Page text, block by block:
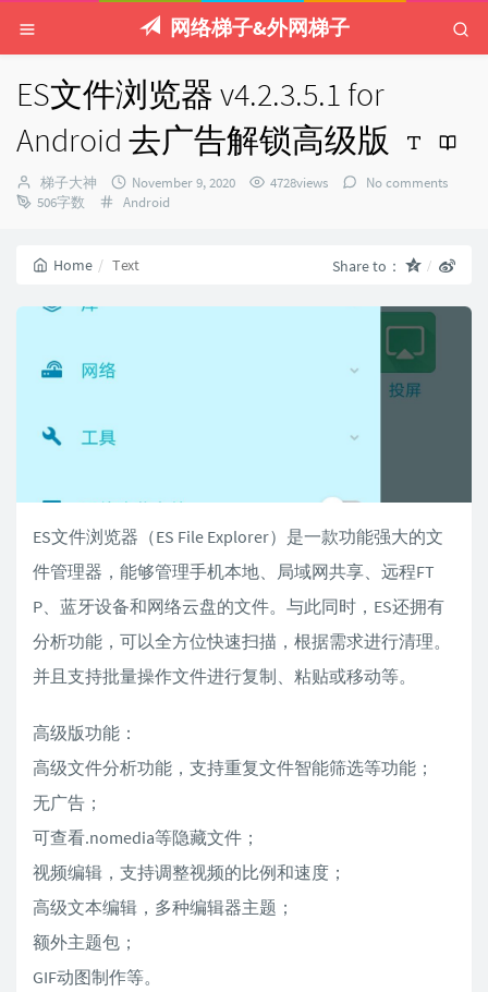
网络梯子&外网梯子
ES文件浏览器 v4.2.3.5.1 for
Android 去广告解锁高级版
Author：
梯子大神
发
布
November 9, 2020 4728views
No comments
506字数
Categories：
Android
Home Text Share to：
ES文件浏览器（ES File Explorer）是一款功能强大的文
件管理器，能够管理手机本地、局域网共享、远程FT
P、蓝牙设备和网络云盘的文件。与此同时，ES还拥有
分析功能，可以全方位快速扫描，根据需求进行清理。
并且支持批量操作文件进行复制、粘贴或移动等。
高级版功能：
高级文件分析功能，支持重复文件智能筛选等功能；
无广告；
可查看.nomedia等隐藏文件；
视频编辑，支持调整视频的比例和速度；
高级文本编辑，多种编辑器主题；
额外主题包；
GIF动图制作等。